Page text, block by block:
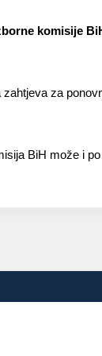
komisije
za
BiH može i